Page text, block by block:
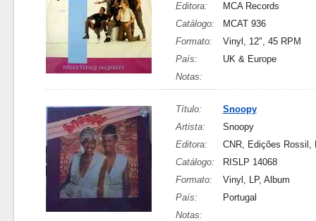
Editora:
MCA Records
Catálogo:
MCAT 936
Formato:
Vinyl, 12", 45 RPM
País:
UK & Europe
Notas:
Título:
Snoopy
Artista:
Snoopy
Editora:
CNR, Edições Rossil,
Catálogo:
RISLP 14068
Formato:
Vinyl, LP, Album
País:
Portugal
Notas: